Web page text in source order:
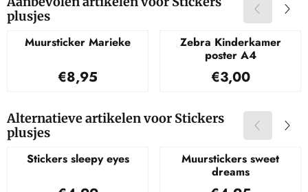
plusjes
Muursticker Marieke
Prijs: 8,95
€8,95
Zebra Kinderkamer
poster A4
Prijs: 3,00
€3,00
Alternatieve artikelen voor Stickers
plusjes
Stickers sleepy eyes
Muurstickers sweet
dreams